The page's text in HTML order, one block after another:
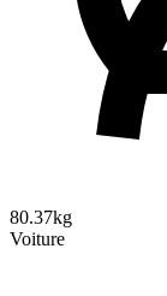
80.37kg
Voiture